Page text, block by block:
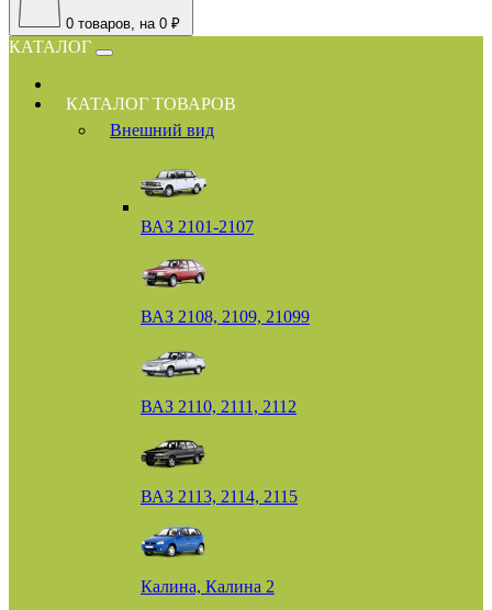
0 товаров, на 0 ₽
КАТАЛОГ
КАТАЛОГ ТОВАРОВ
Внешний вид
ВАЗ 2101-2107
ВАЗ 2108, 2109, 21099
ВАЗ 2110, 2111, 2112
ВАЗ 2113, 2114, 2115
Калина, Калина 2